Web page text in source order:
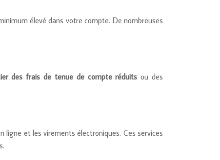
élevé dans votre compte. De nombreuses
des frais de tenue de compte réduits ou des
ligne et les virements électroniques. Ces services